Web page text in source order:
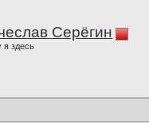
Серёгин
я здесь